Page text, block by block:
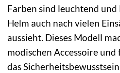
Farben sind leuchtend und
Helm auch nach vielen
aussieht. Dieses Modell
modischen Accessoire
das Sicherheitsbewusstsein.